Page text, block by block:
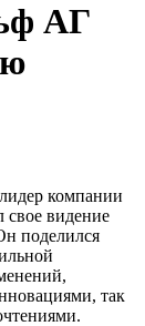
АГ
компании
свое видение
поделился
так